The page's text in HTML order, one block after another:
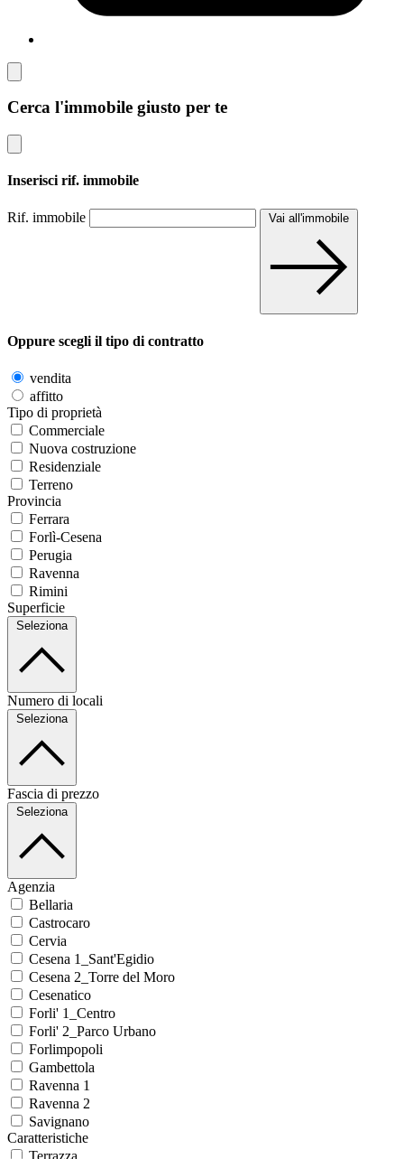
Cerca l'immobile giusto per te
Inserisci rif. immobile
Rif. immobile Vai all'immobile
Oppure scegli il tipo di contratto
vendita
affitto
Tipo di proprietà
Commerciale
Nuova costruzione
Residenziale
Terreno
Provincia
Ferrara
Forlì-Cesena
Perugia
Ravenna
Rimini
Superficie
Seleziona
Numero di locali
Seleziona
Fascia di prezzo
Seleziona
Agenzia
Bellaria
Castrocaro
Cervia
Cesena 1_Sant'Egidio
Cesena 2_Torre del Moro
Cesenatico
Forli' 1_Centro
Forli' 2_Parco Urbano
Forlimpopoli
Gambettola
Ravenna 1
Ravenna 2
Savignano
Caratteristiche